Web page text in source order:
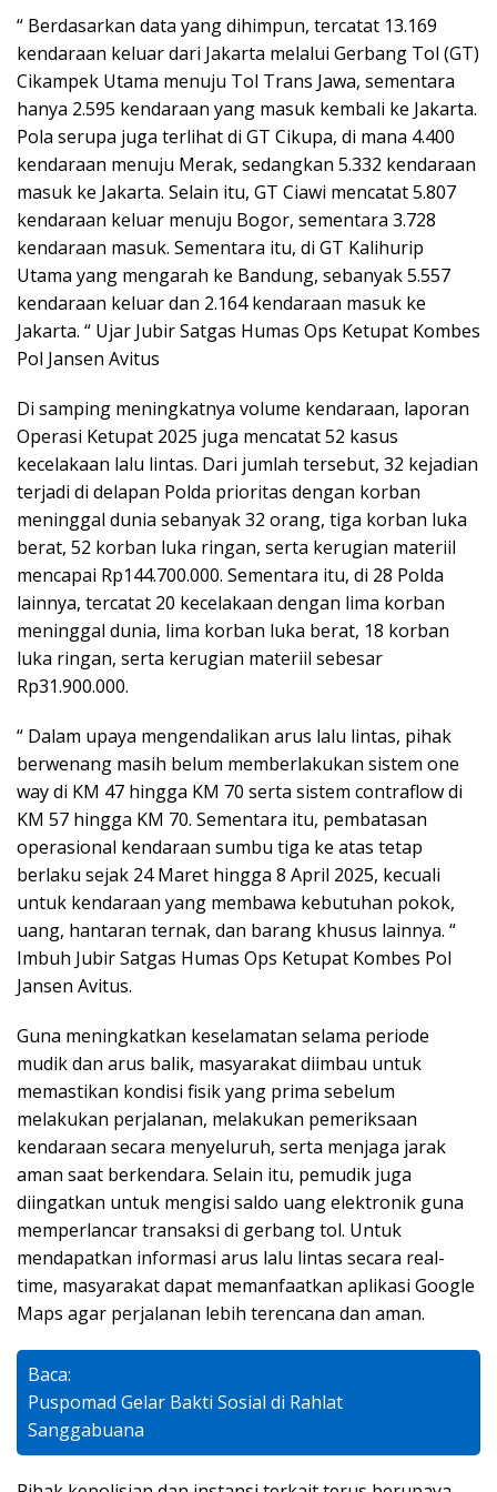
“ Berdasarkan data yang dihimpun, tercatat 13.169
kendaraan keluar dari Jakarta melalui Gerbang Tol (GT)
Cikampek Utama menuju Tol Trans Jawa, sementara
hanya 2.595 kendaraan yang masuk kembali ke Jakarta.
Pola serupa juga terlihat di GT Cikupa, di mana 4.400
kendaraan menuju Merak, sedangkan 5.332 kendaraan
masuk ke Jakarta. Selain itu, GT Ciawi mencatat 5.807
kendaraan keluar menuju Bogor, sementara 3.728
kendaraan masuk. Sementara itu, di GT Kalihurip
Utama yang mengarah ke Bandung, sebanyak 5.557
kendaraan keluar dan 2.164 kendaraan masuk ke
Jakarta. “ Ujar Jubir Satgas Humas Ops Ketupat Kombes
Pol Jansen Avitus
Di samping meningkatnya volume kendaraan, laporan
Operasi Ketupat 2025 juga mencatat 52 kasus
kecelakaan lalu lintas. Dari jumlah tersebut, 32 kejadian
terjadi di delapan Polda prioritas dengan korban
meninggal dunia sebanyak 32 orang, tiga korban luka
berat, 52 korban luka ringan, serta kerugian materiil
mencapai Rp144.700.000. Sementara itu, di 28 Polda
lainnya, tercatat 20 kecelakaan dengan lima korban
meninggal dunia, lima korban luka berat, 18 korban
luka ringan, serta kerugian materiil sebesar
Rp31.900.000.
“ Dalam upaya mengendalikan arus lalu lintas, pihak
berwenang masih belum memberlakukan sistem one
way di KM 47 hingga KM 70 serta sistem contraflow di
KM 57 hingga KM 70. Sementara itu, pembatasan
operasional kendaraan sumbu tiga ke atas tetap
berlaku sejak 24 Maret hingga 8 April 2025, kecuali
untuk kendaraan yang membawa kebutuhan pokok,
uang, hantaran ternak, dan barang khusus lainnya. “
Imbuh Jubir Satgas Humas Ops Ketupat Kombes Pol
Jansen Avitus.
Guna meningkatkan keselamatan selama periode
mudik dan arus balik, masyarakat diimbau untuk
memastikan kondisi fisik yang prima sebelum
melakukan perjalanan, melakukan pemeriksaan
kendaraan secara menyeluruh, serta menjaga jarak
aman saat berkendara. Selain itu, pemudik juga
diingatkan untuk mengisi saldo uang elektronik guna
memperlancar transaksi di gerbang tol. Untuk
mendapatkan informasi arus lalu lintas secara real-
time, masyarakat dapat memanfaatkan aplikasi Google
Maps agar perjalanan lebih terencana dan aman.
Baca:
Puspomad Gelar Bakti Sosial di Rahlat
Sanggabuana